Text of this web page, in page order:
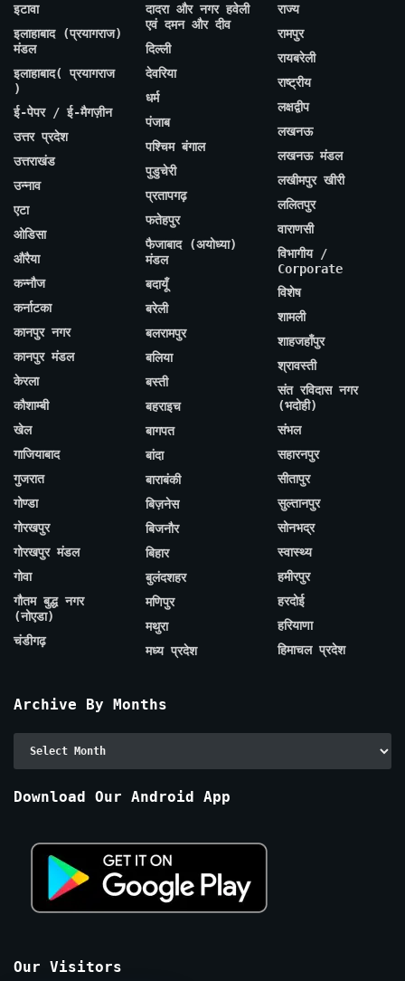
इटावा
इलाहाबाद (प्रयागराज)
मंडल
इलाहाबाद( प्रयागराज
)
ई-पेपर / ई-मैगज़ीन
उत्तर प्रदेश
उत्तराखंड
उन्नाव
एटा
ओडिसा
औरैया
कन्नौज
कर्नाटका
कानपुर नगर
कानपुर मंडल
केरला
कौशाम्बी
खेल
गाजियाबाद
गुजरात
गोण्डा
गोरखपुर
गोरखपुर मंडल
गोवा
गौतम बुद्ध नगर
(नोएडा)
चंडीगढ़
दादरा और नगर हवेली
एवं दमन और दीव
दिल्ली
देवरिया
धर्म
पंजाब
पश्चिम बंगाल
पुडुचेरी
प्रतापगढ़
फतेहपुर
फैजाबाद (अयोध्या)
मंडल
बदायूँ
बरेली
बलरामपुर
बलिया
बस्ती
बहराइच
बागपत
बांदा
बाराबंकी
बिज़नेस
बिजनौर
बिहार
बुलंदशहर
मणिपुर
मथुरा
मध्य प्रदेश
राज्य
रामपुर
रायबरेली
राष्ट्रीय
लक्षद्वीप
लखनऊ
लखनऊ मंडल
लखीमपुर खीरी
ललितपुर
वाराणसी
विभागीय /
Corporate
विशेष
शामली
शाहजहाँपुर
श्रावस्ती
संत रविदास नगर
(भदोही)
संभल
सहारनपुर
सीतापुर
सुल्तानपुर
सोनभद्र
स्वास्थ्य
हमीरपुर
हरदोई
हरियाणा
हिमाचल प्रदेश
Archive By Months
Download Our Android App
Our Visitors